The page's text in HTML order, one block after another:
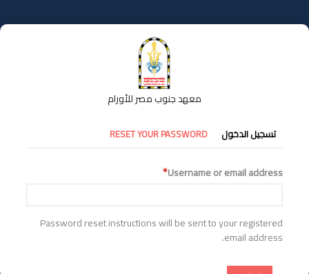
إلى
المحتوى
معهد جنوب مصر للأورام
التبويبات
الأساسية
تسجيل الدخول RESET YOUR PASSWORD
Username or email address
Password reset instructions will be sent to your registered
email address.